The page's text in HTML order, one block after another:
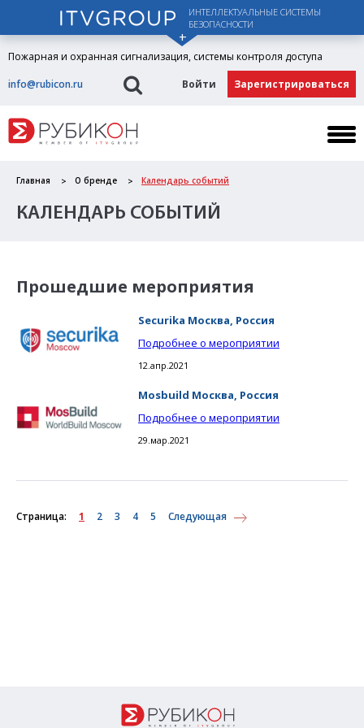
ИНТЕЛЛЕКТУАЛЬНЫЕ СИСТЕМЫ
БЕЗОПАСНОСТИ
Пожарная и охранная сигнализация, системы контроля доступа
info@rubicon.ru
Войти Зарегистрироваться
Главная О бренде Календарь событий
КАЛЕНДАРЬ СОБЫТИЙ
Прошедшие мероприятия
Securika Москва, Россия
Подробнее о мероприятии
12.апр.2021
Mosbuild Москва, Россия
Подробнее о мероприятии
29.мар.2021
Страница: 1 2 3 4 5 Следующая